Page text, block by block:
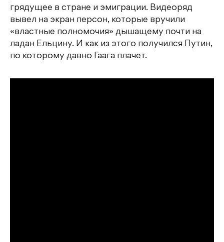
грядущее в стране и эмиграции. Видеоряд
вывел на экран персон, которые вручили
«властные полномочия» дышащему почти на
ладан Ельцину. И как из этого получился Путин,
по которому давно Гаага плачет.